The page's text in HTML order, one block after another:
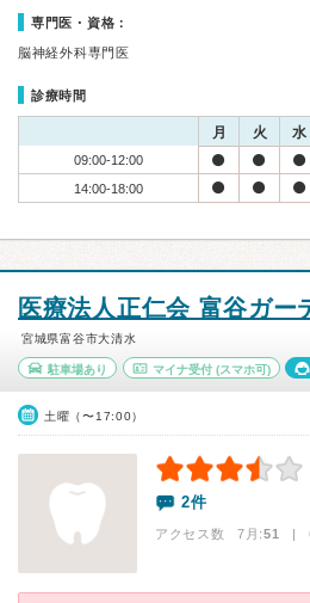
専門医・資格：
脳神経外科専門医
診療時間
月 火 水
09:00-12:00
14:00-18:00
医療法人正仁会 富谷ガー
宮城県富谷市大清水
駐車場あり マイナ受付(スマホ可)
土曜（〜17:00）
2件
アクセス数 7月:51 |